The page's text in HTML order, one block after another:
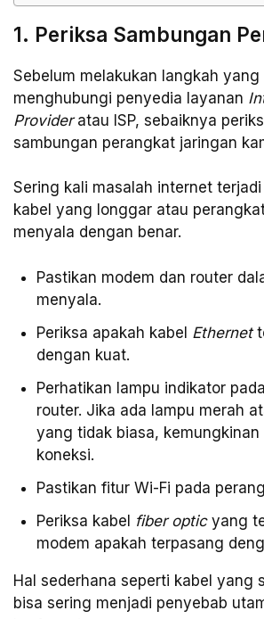
1. Periksa Sambungan
Sebelum melakukan langkah
menghubungi penyedia layanan
Provideratau ISP, sebaiknya
sambungan perangkat jaringan
Sering kali masalah internet
kabel yang longgar atau
menyala dengan benar.
Pastikan modem dan router
menyala.
Periksa apakah kabel Ethernet
dengan kuat.
Perhatikan lampu indikator
router. Jika ada lampu merah
yang tidak biasa, kemungkinan
koneksi.
Pastikan fitur Wi-Fi pada
Periksa kabel fiber opticyang
modem apakah terpasang
Hal sederhana seperti kabel yang
bisa sering menjadi penyebab